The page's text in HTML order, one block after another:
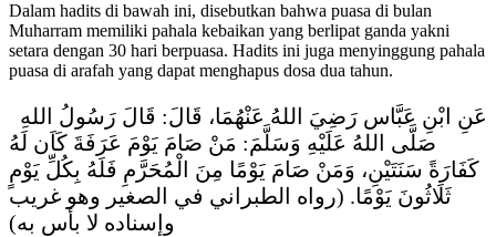
Dalam hadits di bawah ini, disebutkan bahwa puasa di bulan
Muharram memiliki pahala kebaikan yang berlipat ganda yakni
setara dengan 30 hari berpuasa. Hadits ini juga menyinggung pahala
puasa di arafah yang dapat menghapus dosa dua tahun.
صَلَّى اللهُ عَلَيْهِ وَسَلَّمَ: مَنْ صَامَ يَوْمَ عَرَفَةَ كَاَن لَهُ
كَفَارَةً سَنَتَيْنِ، وَمَنْ صَامَ يَوْمًا مِنَ الْمُحَرَّمِ فَلَهُ بِكُلِّ يَوْمٍ
ثَلَاثُونَ يَوْمًا. (رواه الطبراني في الصغير وهو غريب